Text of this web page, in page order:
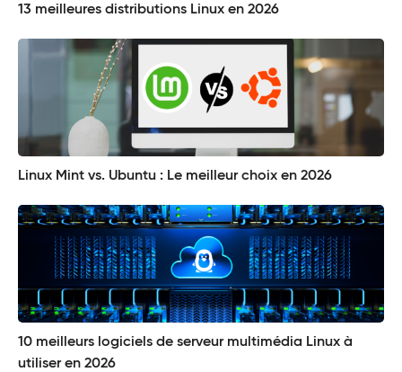
13 meilleures distributions Linux en 2026
Linux Mint vs. Ubuntu : Le meilleur choix en 2026
10 meilleurs logiciels de serveur multimédia Linux à
utiliser en 2026